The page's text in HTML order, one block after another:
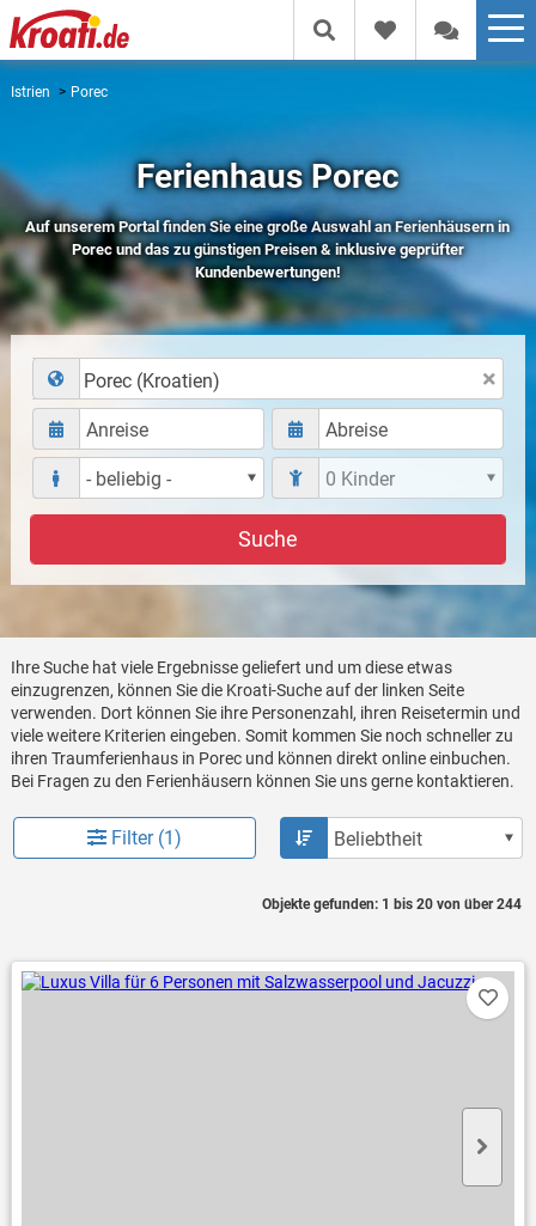
Istrien Porec
Ferienhaus Porec
Auf unserem Portal finden Sie eine große Auswahl an Ferienhäusern in
Porec und das zu günstigen Preisen & inklusive geprüfter
Kundenbewertungen!
Porec (Kroatien)
Suche
Ihre Suche hat viele Ergebnisse geliefert und um diese etwas
einzugrenzen, können Sie die Kroati-Suche auf der linken Seite
verwenden. Dort können Sie ihre Personenzahl, ihren Reisetermin und
viele weitere Kriterien eingeben. Somit kommen Sie noch schneller zu
ihren Traumferienhaus in Porec und können direkt online einbuchen.
Bei Fragen zu den Ferienhäusern können Sie uns gerne kontaktieren.
Filter (1)
Objekte gefunden: 1 bis 20 von über 244